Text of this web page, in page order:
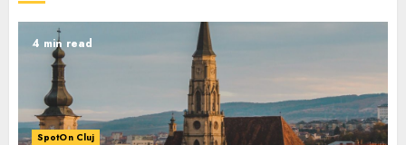
4 min read
SpotOn Cluj